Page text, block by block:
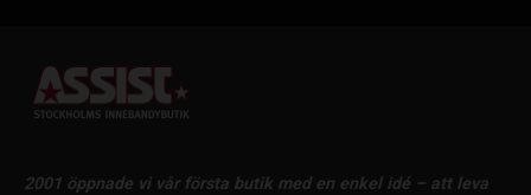
2001 öppnade vi vår första butik med en enkel idé – att leva